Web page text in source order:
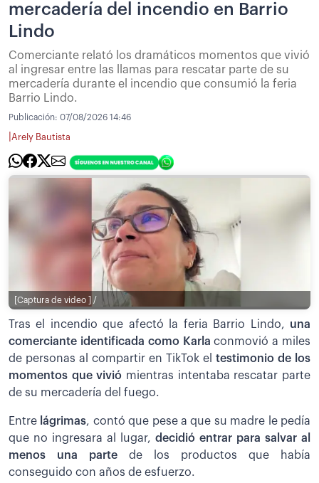
mercadería del incendio en Barrio
Lindo
Comerciante relató los dramáticos momentos que vivió
al ingresar entre las llamas para rescatar parte de su
mercadería durante el incendio que consumió la feria
Barrio Lindo.
Publicación: 07/08/2026 14:46
Arely Bautista
[Captura de video ] /
Tras el incendio que afectó la feria Barrio Lindo, una
comerciante identificada como Karlaconmovió a miles
de personas al compartir en TikTok el testimonio de los
momentos que vivió mientras intentaba rescatar parte
de su mercadería del fuego.
Entre lágrimas, contó que pese a que su madre le pedía
que no ingresara al lugar, decidió entrar para salvar al
menos una parte de los productos que había
conseguido con años de esfuerzo.